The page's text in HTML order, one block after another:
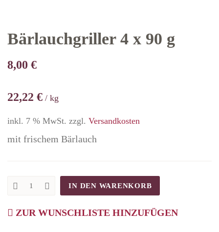
Bärlauchgriller 4 x 90 g
8,00 €
22,22 € / kg
inkl. 7 % MwSt. zzgl. Versandkosten
mit frischem Bärlauch
Bärlauchgriller
x
90
IN DEN WARENKORB
ZUR WUNSCHLISTE HINZUFÜGEN